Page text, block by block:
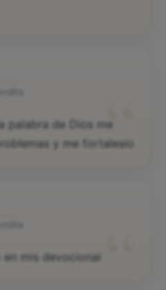
“
palabra de Dios me
y me fortalesio
mis devocional